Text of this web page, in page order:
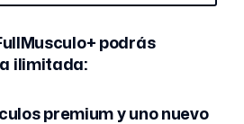
podrás
ilimitada:
premium y uno nuevo